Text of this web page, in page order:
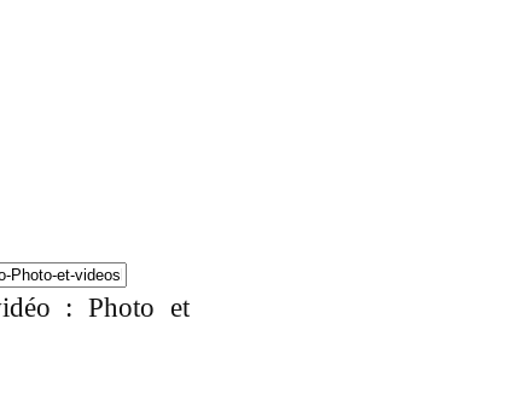
: Photo et